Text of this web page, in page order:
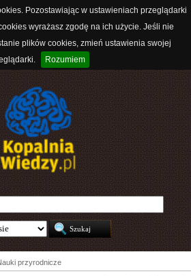
Pozostawiając w ustawieniach przeglądarki
wyrażasz zgodę na ich użycie. Jeśli nie
plików cookies, zmień ustawienia swojej
Rozumiem
przyrodnicze